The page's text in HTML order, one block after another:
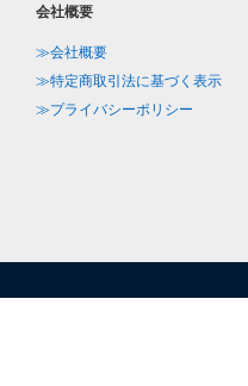
会社概要
≫会社概要
≫特定商取引法に基づく表示
≫プライバシーポリシー